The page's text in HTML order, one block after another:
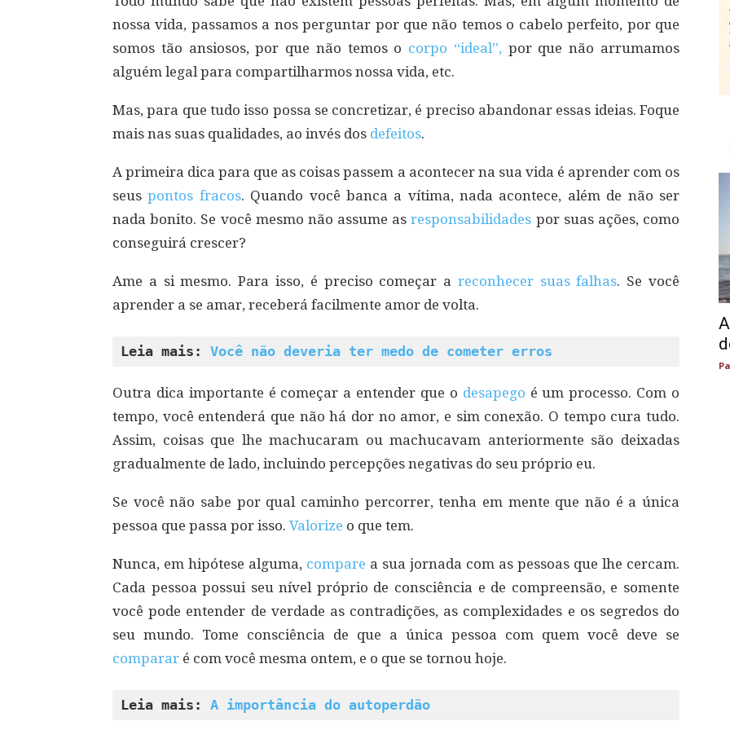
nossa vida, passamos a nos perguntar por que não temos o cabelo perfeito, por que
somos tão ansiosos, por que não temos o corpo “ideal”, por que não arrumamos
alguém legal para compartilharmos nossa vida, etc.
Mas, para que tudo isso possa se concretizar, é preciso abandonar essas ideias. Foque
mais nas suas qualidades, ao invés dos defeitos.
A primeira dica para que as coisas passem a acontecer na sua vida é aprender com os
seuspontos fracos. Quando você banca a vítima, nada acontece, além de não ser
nada bonito. Se você mesmo não assume as responsabilidades por suas ações, como
conseguirá crescer?
Ame a si mesmo. Para isso, é preciso começar a reconhecer suas falhas. Se você
aprender a se amar, receberá facilmente amor de volta.
Leia mais: Você não deveria ter medo de cometer erros
Outra dica importante é começar a entender que o desapego é um processo. Com o
tempo, você entenderá que não há dor no amor, e sim conexão. O tempo cura tudo.
Assim, coisas que lhe machucaram ou machucavam anteriormente são deixadas
gradualmente de lado, incluindo percepções negativas do seu próprio eu.
Se você não sabe por qual caminho percorrer, tenha em mente que não é a única
pessoa que passa por isso. Valorize o que tem.
Nunca, em hipótese alguma, compare a sua jornada com as pessoas que lhe cercam.
Cada pessoa possui seu nível próprio de consciência e de compreensão, e somente
você pode entender de verdade as contradições, as complexidades e os segredos do
seu mundo. Tome consciência de que a única pessoa com quem você deve se
comparar é com você mesma ontem, e o que se tornou hoje.
Leia mais: A importância do autoperdão